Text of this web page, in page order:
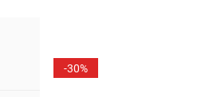
-30%